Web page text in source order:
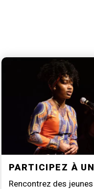
PARTICIPEZ À
Rencontrez des